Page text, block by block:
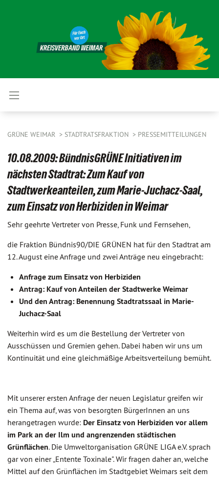
GRÜNE WEIMAR STADTRATSFRAKTION PRESSEMITTEILUNGEN
10.08.2009: BündnisGRÜNE Initiativen im
nächsten Stadtrat: Zum Kauf von
Stadtwerkeanteilen, zum Marie-Juchacz-Saal,
zum Einsatz von Herbiziden in Weimar
Sehr geehrte Vertreter von Presse, Funk und Fernsehen,
die Fraktion Bündnis90/DIE GRÜNEN hat für den Stadtrat am
12. August eine Anfrage und zwei Anträge neu eingebracht:
Anfrage zum Einsatz von Herbiziden
Antrag: Kauf von Anteilen der Stadtwerke Weimar
Und den Antrag: Benennung Stadtratssaal in Marie-
Juchacz-Saal
Weiterhin wird es um die Bestellung der Vertreter von
Ausschüssen und Gremien gehen. Dabei haben wir uns um
Kontinuität und eine gleichmäßige Arbeitsverteilung bemüht.
Mit unserer ersten Anfrage der neuen Legislatur greifen wir
ein Thema auf, was von besorgten BürgerInnen an uns
herangetragen wurde: Der Einsatz von Herbiziden vor allem
im Park an der Ilm und angrenzenden städtischen
Grünflächen. Die Umweltorganisation GRÜNE LIGA e.V. sprach
gar von einer „Entente Toxinale". Wir fragen daher an, welche
Mittel auf den Grünflächen im Stadtgebiet Weimars seit dem